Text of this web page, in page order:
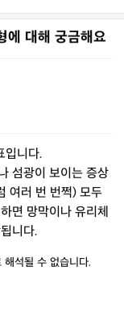
에 대해 궁금해요
입니다.
섬광이 보이는 증상
여러 번 번쩍) 모두
면 망막이나 유리체
니다.
석될 수 없습니다.